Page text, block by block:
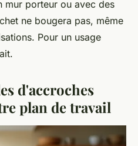
mur porteur ou avec des
ne bougera pas, même
Pour un usage
d'accroches
plan de travail